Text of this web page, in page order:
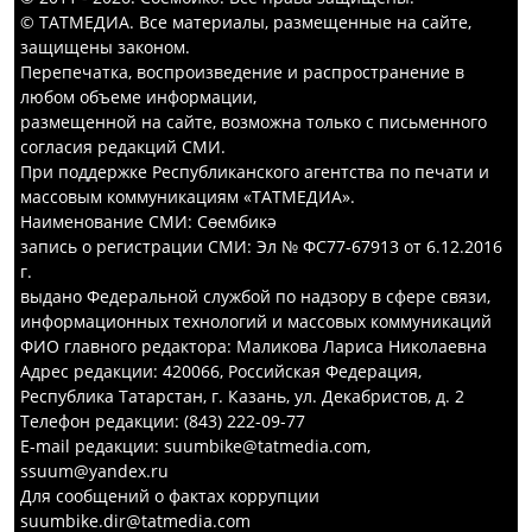
© ТАТМЕДИА. Все материалы, размещенные на сайте,
защищены законом.
Перепечатка, воспроизведение и распространение в
любом объеме информации,
размещенной на сайте, возможна только с письменного
согласия редакций СМИ.
При поддержке Республиканского агентства по печати и
массовым коммуникациям «ТАТМЕДИА».
Наименование СМИ: Сөембикә
запись о регистрации СМИ: Эл № ФС77-67913 от 6.12.2016
г.
выдано Федеральной службой по надзору в сфере связи,
информационных технологий и массовых коммуникаций
ФИО главного редактора: Маликова Лариса Николаевна
Адрес редакции: 420066, Российская Федерация,
Республика Татарстан, г. Казань, ул. Декабристов, д. 2
Телефон редакции: (843) 222-09-77
E-mail редакции: suumbike@tatmedia.com,
ssuum@yandex.ru
Для сообщений о фактах коррупции
suumbike.dir@tatmedia.com